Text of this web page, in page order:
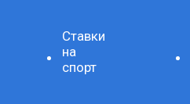
Ставки
на
спорт